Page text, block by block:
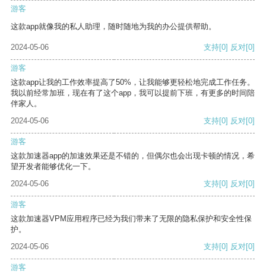
游客
这款app就像我的私人助理，随时随地为我的办公提供帮助。
2024-05-06 支持[0] 反对[0]
游客
这款app让我的工作效率提高了50%，让我能够更轻松地完成工作任务。
我以前经常加班，现在有了这个app，我可以提前下班，有更多的时间陪
伴家人。
2024-05-06
支持[0] 反对[0]
游客
这款加速器app的加速效果还是不错的，但偶尔也会出现卡顿的情况，希
望开发者能够优化一下。
2024-05-06
支持[0] 反对[0]
游客
这款加速器VPM应用程序已经为我们带来了无限的隐私保护和安全性保
护。
2024-05-06
支持[0] 反对[0]
游客